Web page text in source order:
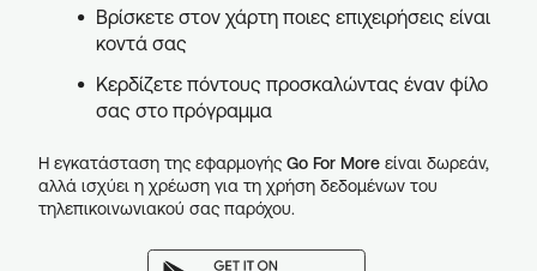
Βρίσκετε στον χάρτη ποιες επιχειρήσεις είναι
κοντά σας
Κερδίζετε πόντους προσκαλώντας έναν φίλο
σας στο πρόγραμμα
Η εγκατάσταση της εφαρμογής Go For More είναι δωρεάν,
αλλά ισχύει η χρέωση για τη χρήση δεδομένων του
τηλεπικοινωνιακού σας παρόχου.